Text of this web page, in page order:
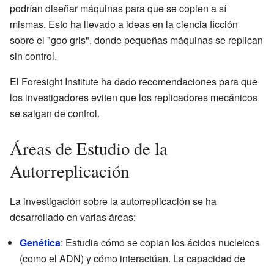
podrían diseñar máquinas para que se copien a sí
mismas. Esto ha llevado a ideas en la ciencia ficción
sobre el "goo gris", donde pequeñas máquinas se replican
sin control.
El Foresight Institute ha dado recomendaciones para que
los investigadores eviten que los replicadores mecánicos
se salgan de control.
Áreas de Estudio de la
Autorreplicación
La investigación sobre la autorreplicación se ha
desarrollado en varias áreas:
Genética: Estudia cómo se copian los ácidos nucleicos
(como el ADN) y cómo interactúan. La capacidad de